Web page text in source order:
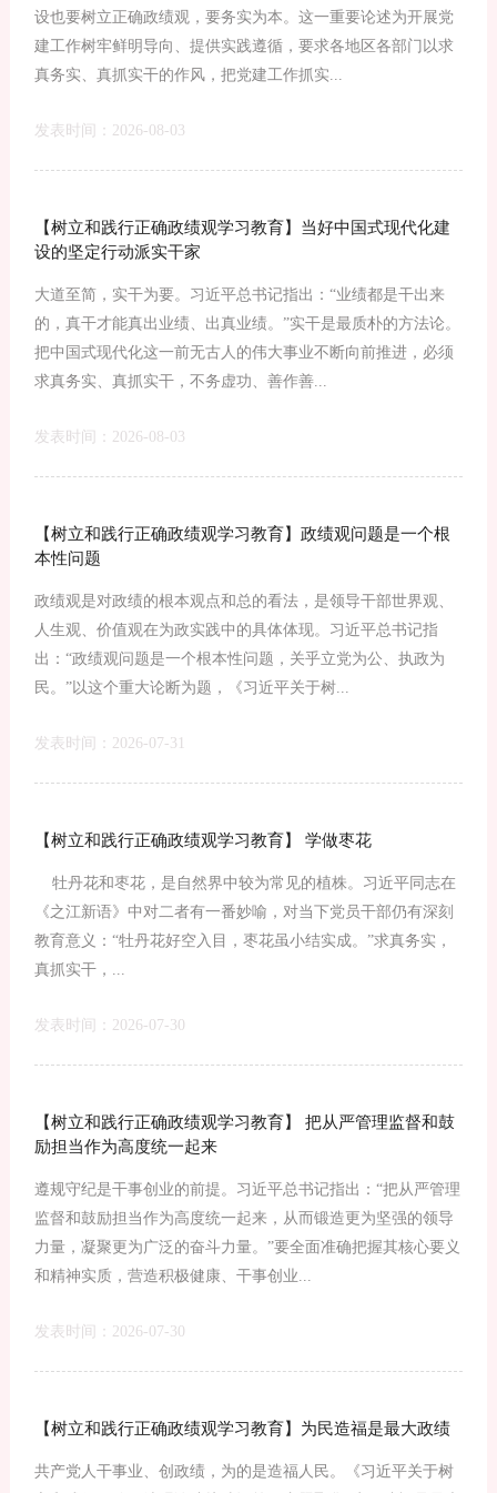
设也要树立正确政绩观，要务实为本。这一重要论述为开展党
建工作树牢鲜明导向、提供实践遵循，要求各地区各部门以求
真务实、真抓实干的作风，把党建工作抓实...
发表时间：2026-08-03
【树立和践行正确政绩观学习教育】当好中国式现代化建
设的坚定行动派实干家
大道至简，实干为要。习近平总书记指出：“业绩都是干出来
的，真干才能真出业绩、出真业绩。”实干是最质朴的方法论。
把中国式现代化这一前无古人的伟大事业不断向前推进，必须
求真务实、真抓实干，不务虚功、善作善...
发表时间：2026-08-03
【树立和践行正确政绩观学习教育】政绩观问题是一个根
本性问题
政绩观是对政绩的根本观点和总的看法，是领导干部世界观、
人生观、价值观在为政实践中的具体体现。习近平总书记指
出：“政绩观问题是一个根本性问题，关乎立党为公、执政为
民。”以这个重大论断为题，《习近平关于树...
发表时间：2026-07-31
【树立和践行正确政绩观学习教育】 学做枣花
牡丹花和枣花，是自然界中较为常见的植株。习近平同志在
《之江新语》中对二者有一番妙喻，对当下党员干部仍有深刻
教育意义：“牡丹花好空入目，枣花虽小结实成。”求真务实，
真抓实干，...
发表时间：2026-07-30
【树立和践行正确政绩观学习教育】 把从严管理监督和鼓
励担当作为高度统一起来
遵规守纪是干事创业的前提。习近平总书记指出：“把从严管理
监督和鼓励担当作为高度统一起来，从而锻造更为坚强的领导
力量，凝聚更为广泛的奋斗力量。”要全面准确把握其核心要义
和精神实质，营造积极健康、干事创业...
发表时间：2026-07-30
【树立和践行正确政绩观学习教育】为民造福是最大政绩
共产党人干事业、创政绩，为的是造福人民。《习近平关于树